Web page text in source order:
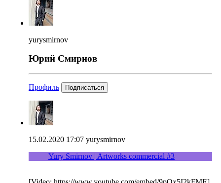
yurysmirnov
Юрий Смирнов
Профиль Подписаться
15.02.2020 17:07 yurysmirnov
Yury Smirnov | Artworks commercial #3